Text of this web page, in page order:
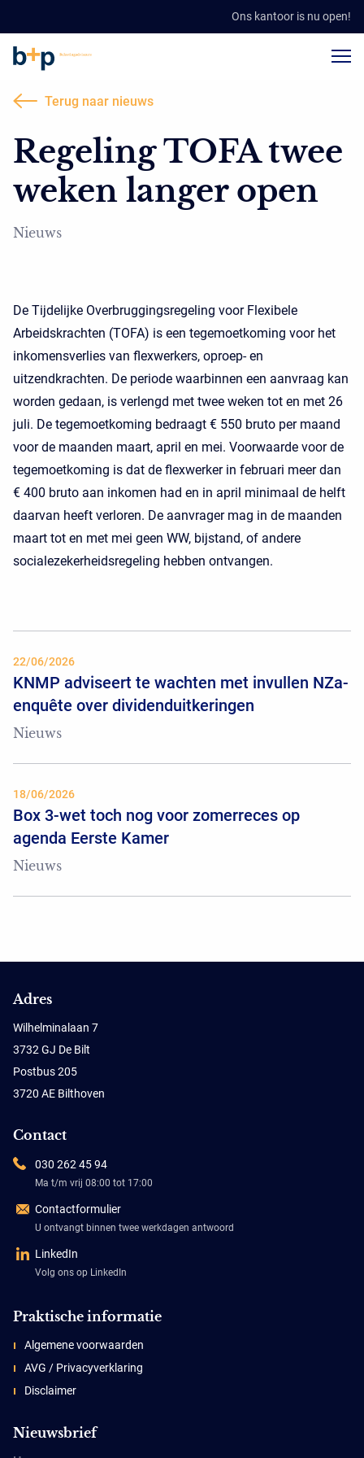
Ons kantoor is nu open!
Terug naar nieuws
Regeling TOFA twee
weken langer open
Nieuws
De Tijdelijke Overbruggingsregeling voor Flexibele
Arbeidskrachten (TOFA) is een tegemoetkoming voor het
inkomensverlies van flexwerkers, oproep- en
uitzendkrachten. De periode waarbinnen een aanvraag kan
worden gedaan, is verlengd met twee weken tot en met 26
juli. De tegemoetkoming bedraagt € 550 bruto per maand
voor de maanden maart, april en mei. Voorwaarde voor de
tegemoetkoming is dat de flexwerker in februari meer dan
€ 400 bruto aan inkomen had en in april minimaal de helft
daarvan heeft verloren. De aanvrager mag in de maanden
maart tot en met mei geen WW, bijstand, of andere
socialezekerheidsregeling hebben ontvangen.
22/06/2026
KNMP adviseert te wachten met invullen NZa-
enquête over dividenduitkeringen
Nieuws
18/06/2026
Box 3-wet toch nog voor zomerreces op
agenda Eerste Kamer
Nieuws
Adres
Wilhelminalaan 7
3732 GJ De Bilt
Postbus 205
3720 AE Bilthoven
Contact
030 262 45 94
Ma t/m vrij 08:00 tot 17:00
Contactformulier
U ontvangt binnen twee werkdagen antwoord
LinkedIn
Volg ons op LinkedIn
Praktische informatie
Algemene voorwaarden
AVG / Privacyverklaring
Disclaimer
Nieuwsbrief